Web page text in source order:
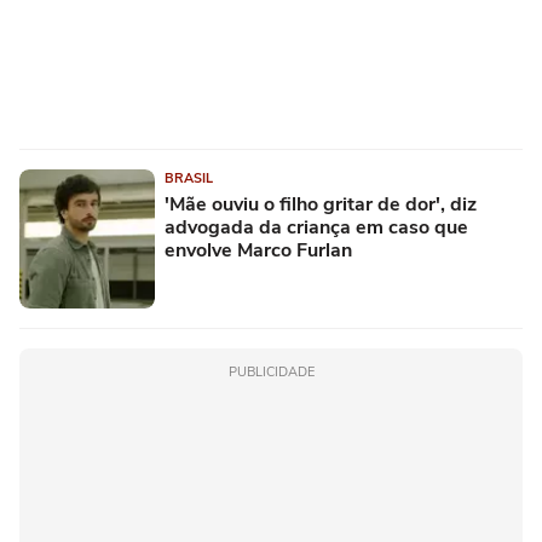
BRASIL
'Mãe ouviu o filho gritar de dor', diz
advogada da criança em caso que
envolve Marco Furlan
PUBLICIDADE